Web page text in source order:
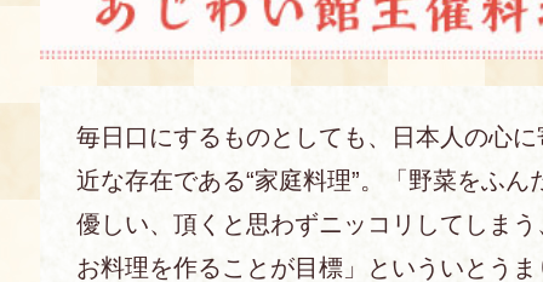
EN 中文
当館について
毎日口にするものとしても、日本人の心
近な存在である“家庭料理”。「野菜をふ
優しい、頂くと思わずニッコリしてしま
お料理を作ることが目標」といういとう